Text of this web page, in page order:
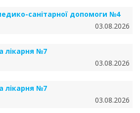
санітарної допомоги №4
03.08.2026
лікарня №7
03.08.2026
лікарня №7
03.08.2026